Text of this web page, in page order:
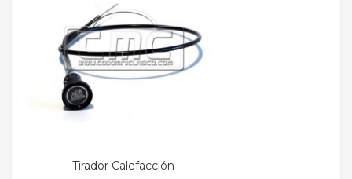
Tirador Calefacción